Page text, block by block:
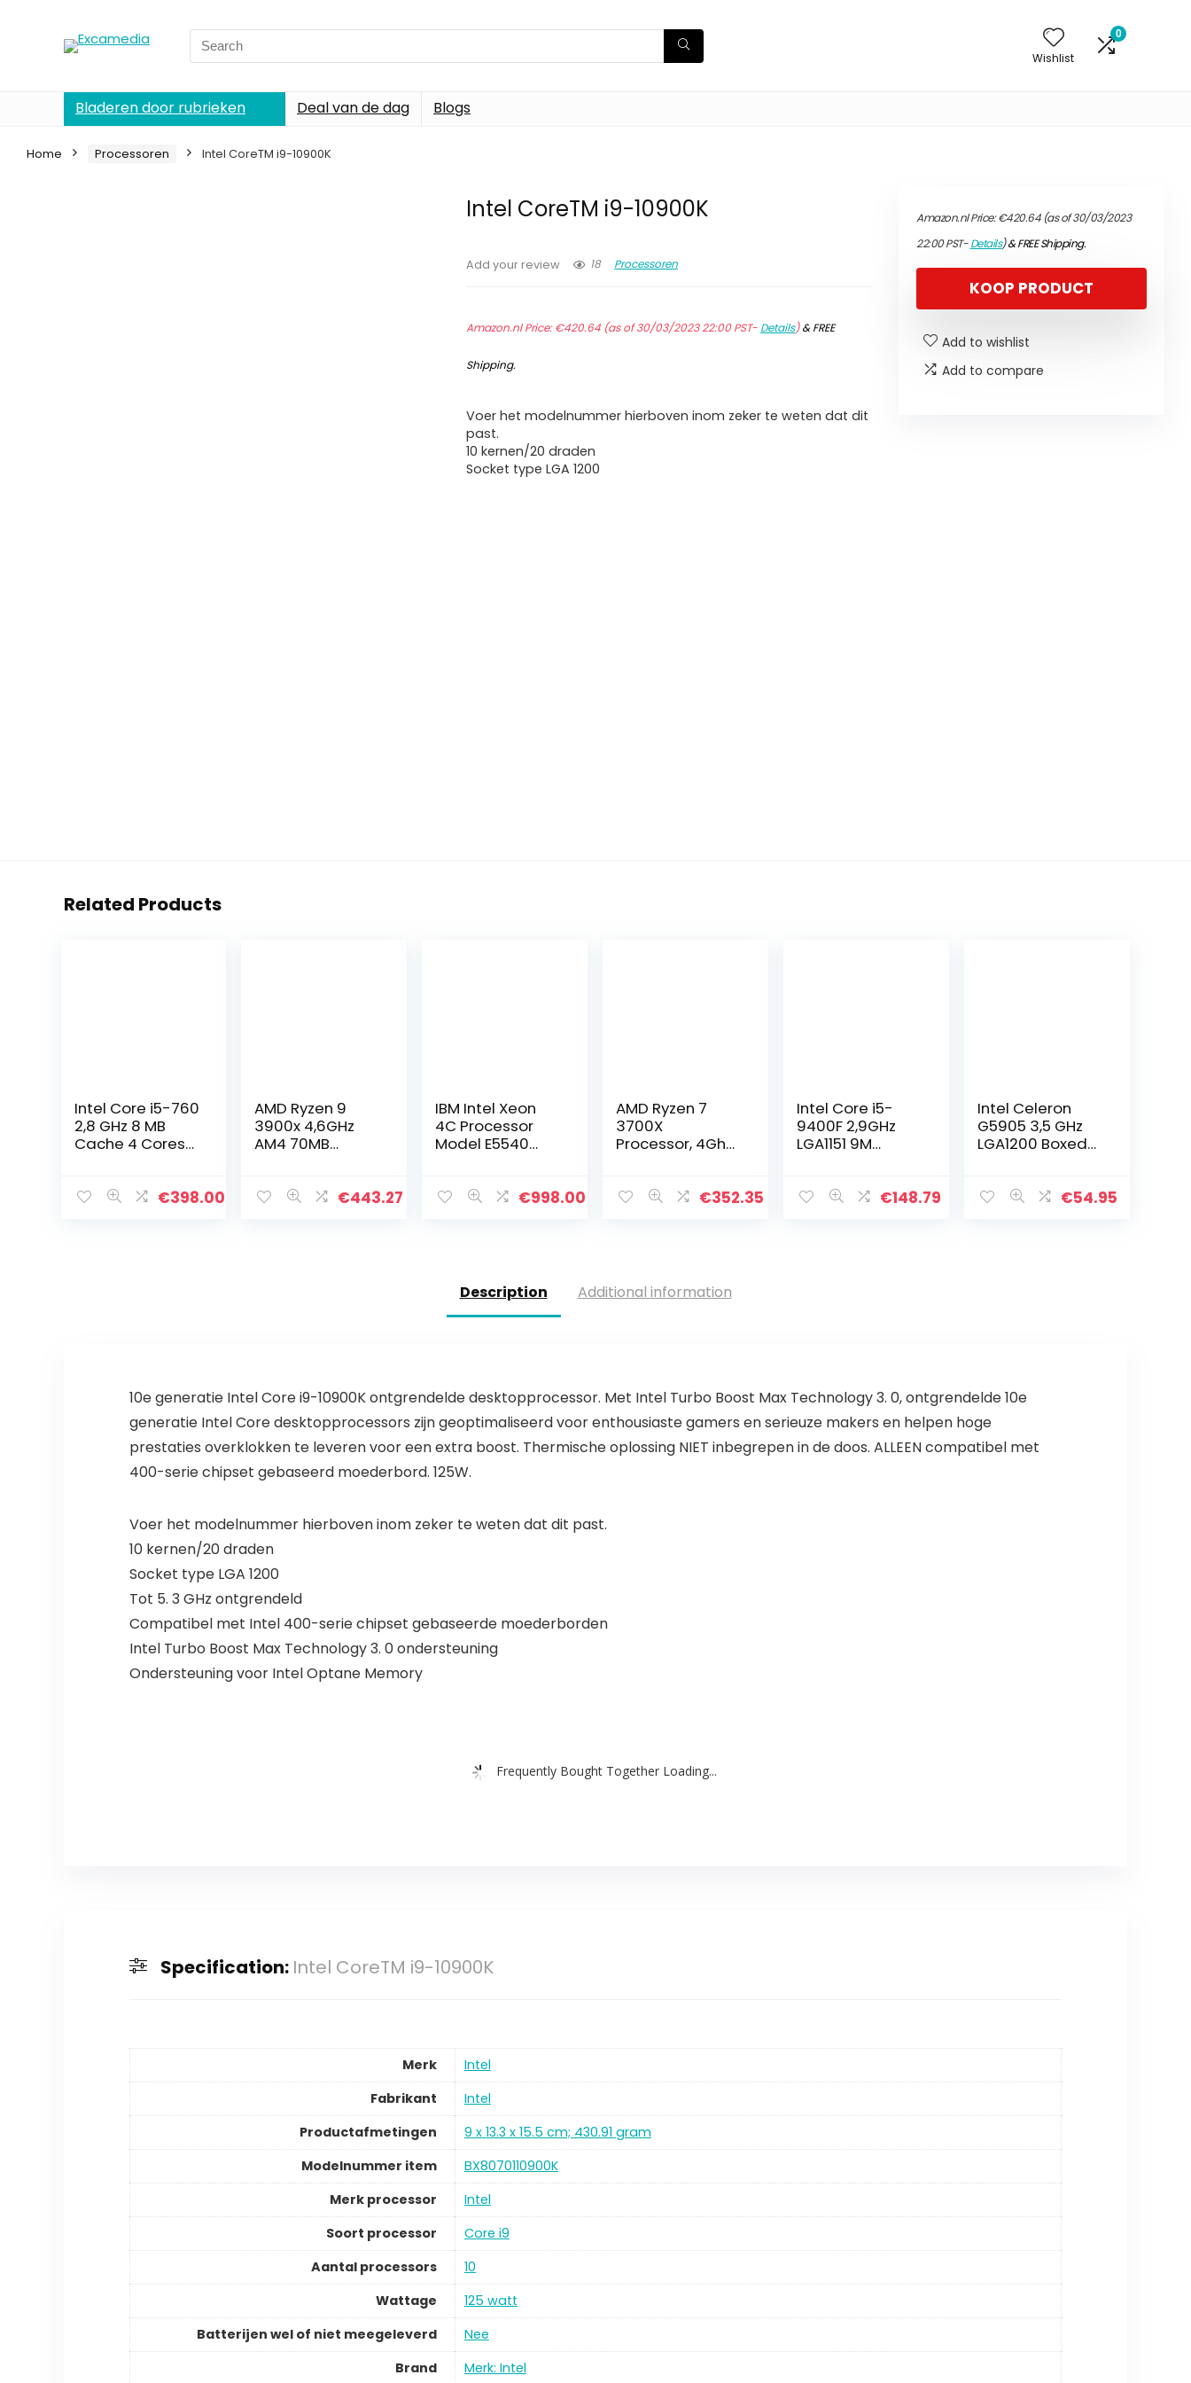
Search
for:
Wishlist
0
Bladeren door rubrieken Deal van de dag Blogs
Home Processoren Intel CoreTM i9-10900K
Intel CoreTM i9-10900K
Add your review 18 Processoren
Amazon.nl Price:€420.64 (as of 30/03/2023 22:00 PST- Details)&FREE
Shipping.
Voer het modelnummer hierboven inom zeker te weten dat dit
past.
10 kernen/20 draden
Socket type LGA 1200
Amazon.nl Price:€420.64(as of 30/03/2023
22:00 PST-Details)&FREE Shipping.
KOOP PRODUCT
Add to wishlist
Add to compare
Related Products
Intel Core i5-760
2,8 GHz 8 MB
Cache 4 Cores
€398.00
AMD Ryzen 9
3900x 4,6GHz
AM4 70MB
€443.27
IBM Intel Xeon
4C Processor
Model E5540
€998.00
AMD Ryzen 7
3700X
Processor, 4Ghz
Prism
€352.35
Intel Core i5-
9400F 2,9GHz
LGA1151 9M
€148.79
Intel Celeron
G5905 3,5 GHz
LGA1200 Boxed
€54.95
Description Additional information
10e generatie Intel Core i9-10900K ontgrendelde desktopprocessor. Met Intel Turbo Boost Max Technology 3. 0, ontgrendelde 10e
generatie Intel Core desktopprocessors zijn geoptimaliseerd voor enthousiaste gamers en serieuze makers en helpen hoge
prestaties overklokken te leveren voor een extra boost. Thermische oplossing NIET inbegrepen in de doos. ALLEEN compatibel met
400-serie chipset gebaseerd moederbord. 125W.
Voer het modelnummer hierboven inom zeker te weten dat dit past.
10 kernen/20 draden
Socket type LGA 1200
Tot 5. 3 GHz ontgrendeld
Compatibel met Intel 400-serie chipset gebaseerde moederborden
Intel Turbo Boost Max Technology 3. 0 ondersteuning
Ondersteuning voor Intel Optane Memory
Frequently Bought Together Loading...
Specification: Intel CoreTM i9-10900K
Merk
Intel
Fabrikant
Intel
Productafmetingen
9 x 13.3 x 15.5 cm; 430.91 gram
Modelnummer item
BX8070110900K
Merk processor
Intel
Soort processor
Core i9
Aantal processors
10
Wattage
125 watt
Batterijen wel of niet meegeleverd
Nee
Brand
Merk: Intel